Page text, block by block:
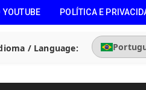
YOUTUBE POLÍTICA E
/ Language: